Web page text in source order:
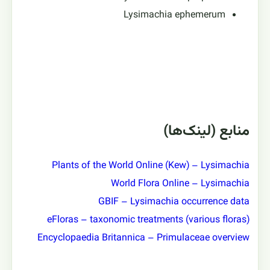
Lysimachia ephemerum
منابع (لینک‌ها)
Plants of the World Online (Kew) – Lysimachia
World Flora Online – Lysimachia
GBIF – Lysimachia occurrence data
eFloras – taxonomic treatments (various floras)
Encyclopaedia Britannica – Primulaceae overview